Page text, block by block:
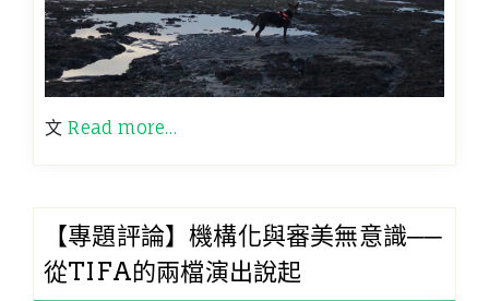
文Read more…
【專題評論】機構化與審美無意識──
從TIFA的兩檔演出說起